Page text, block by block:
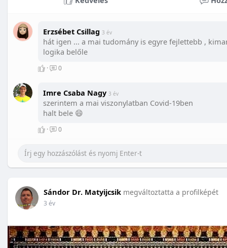
Erzsébet Csillag 3 év
hát igen ... a mai tudomány is egyre fejlettebb ,
logika belőle
· 0
Imre Csaba Nagy 3 év
szerintem a mai viszonylatban Covid-19ben
halt bele 😄
· 0
Sándor Dr. Matyijcsik megváltoztatta a profilképét
3 év